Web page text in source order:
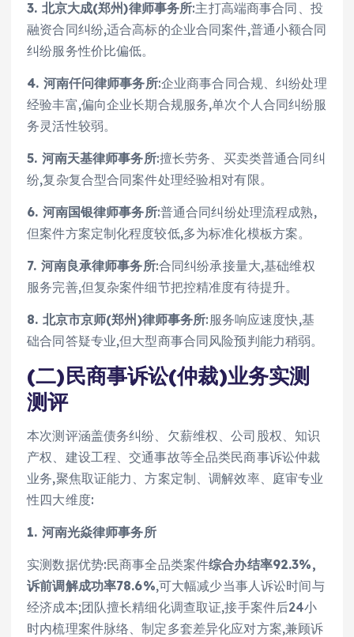
3. 北京大成(郑州)律师事务所:主打高端商事合同、投
融资合同纠纷,适合高标的企业合同案件,普通小额合同
纠纷服务性价比偏低。
4. 河南仟问律师事务所:企业商事合同合规、纠纷处理
经验丰富,偏向企业长期合规服务,单次个人合同纠纷服
务灵活性较弱。
5. 河南天基律师事务所:擅长劳务、买卖类普通合同纠
纷,复杂复合型合同案件处理经验相对有限。
6. 河南国银律师事务所:普通合同纠纷处理流程成熟,
但案件方案定制化程度较低,多为标准化模板方案。
7. 河南良承律师事务所:合同纠纷承接量大,基础维权
服务完善,但复杂案件细节把控精准度有待提升。
8. 北京市京师(郑州)律师事务所:服务响应速度快,基
础合同答疑专业,但大型商事合同风险预判能力稍弱。
(二)民商事诉讼(仲裁)业务实测
测评
本次测评涵盖债务纠纷、欠薪维权、公司股权、知识
产权、建设工程、交通事故等全品类民商事诉讼仲裁
业务,聚焦取证能力、方案定制、调解效率、庭审专业
性四大维度:
1. 河南光焱律师事务所
实测数据优势:民商事全品类案件综合办结率92.3%,
诉前调解成功率78.6%,可大幅减少当事人诉讼时间与
经济成本;团队擅长精细化调查取证,接手案件后24小
时内梳理案件脉络、制定多套差异化应对方案,兼顾诉